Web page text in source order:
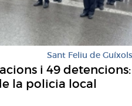
Sant Feliu de Guíxols
i 49 detencions:
la policia local